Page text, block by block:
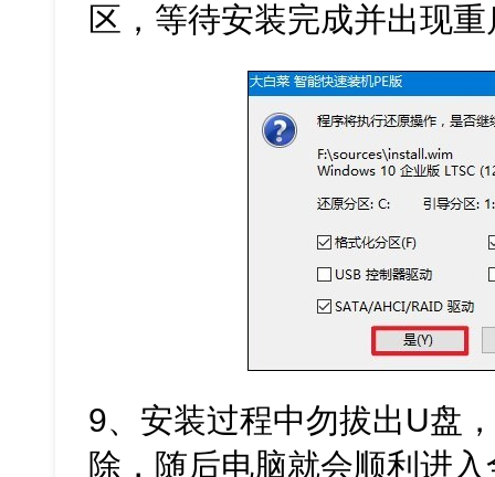
区，等待安装完成并出现
9、安装过程中勿拔出U盘
除，随后电脑就会顺利进